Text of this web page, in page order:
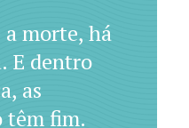
a morte, há
E dentro
as
têm fim.